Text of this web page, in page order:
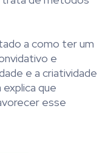
a como ter um
e
e a criatividade
explica que
esse